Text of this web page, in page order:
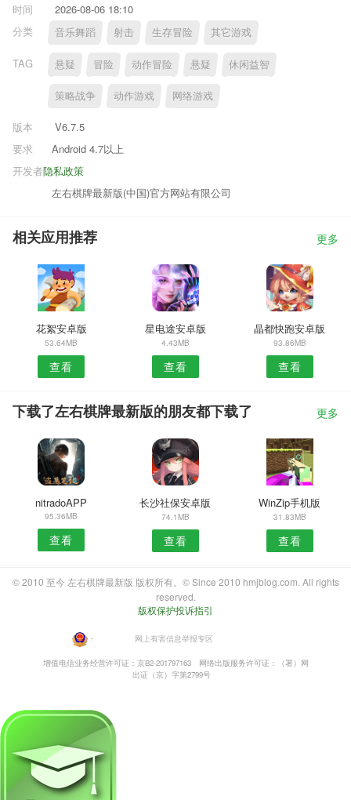
时间
2026-08-06 18:10
分类
音乐舞蹈 射击 生存冒险 其它游戏
TAG 悬疑 冒险 动作冒险 悬疑 休闲益智
策略战争 动作游戏 网络游戏
版本
V6.7.5
要求
Android 4.7以上
隐私政策
开发者
左右棋牌最新版(中国)官方网站有限公司
相关应用推荐 更多
花絮安卓版
53.64MB
查看
星电途安卓版
4.43MB
查看
晶都快跑安卓版
93.86MB
查看
下载了左右棋牌最新版的朋友都下载了 更多
nitradoAPP
95.36MB
查看
长沙社保安卓版
74.1MB
查看
WinZip手机版
31.83MB
查看
© 2010 至今 左右棋牌最新版 版权所有。© Since 2010 hmjblog.com. All rights
reserved.
版权保护投诉指引
・ 网上有害信息举报专区
增值电信业务经营许可证：京B2-201797163
网络出版服务许可证：（署）网
出证（京）字第2799号